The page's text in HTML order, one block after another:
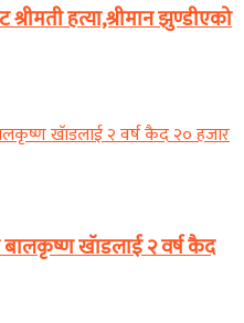
हत्या,श्रीमान झुण्डीएको
खॅाडलाई २ वर्ष कैद